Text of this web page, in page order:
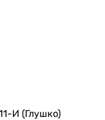
И (Глушко)